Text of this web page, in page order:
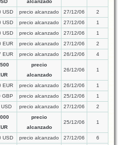
alcanzado
USD precio alcanzado 27/12/06
2
USD precio alcanzado 27/12/06
1
USD precio alcanzado 27/12/06
1
EUR precio alcanzado 27/12/06
2
EUR precio alcanzado 26/12/06 4
precio
alcanzado
26/12/06 1
EUR precio alcanzado 26/12/06
1
GBP precio alcanzado 25/12/06
1
precio alcanzado 27/12/06 2
precio
alcanzado
25/12/06 1
USD precio alcanzado 27/12/06 6